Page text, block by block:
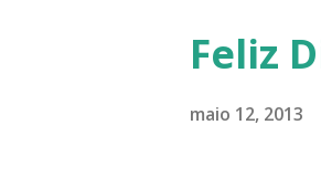
Latinoware,
lançamento
Feliz
maio 12, 2013